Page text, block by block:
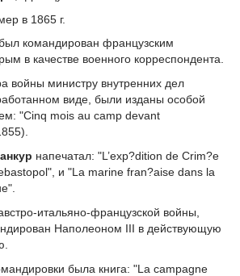
в 1865 г.
командирован французским
в качестве военного корреспондента.
войны министру внутренних дел
виде, были изданы особой
"Cinq mois au camp devant
напечатал: "L’exp?dition de Crim?e
и "La marine fran?aise dans la
итальяно-французской войны,
Наполеоном III в действующую
была книга: "La campagne